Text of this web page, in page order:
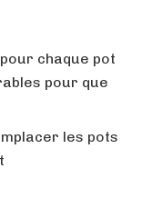
chaque pot
pour que
les pots